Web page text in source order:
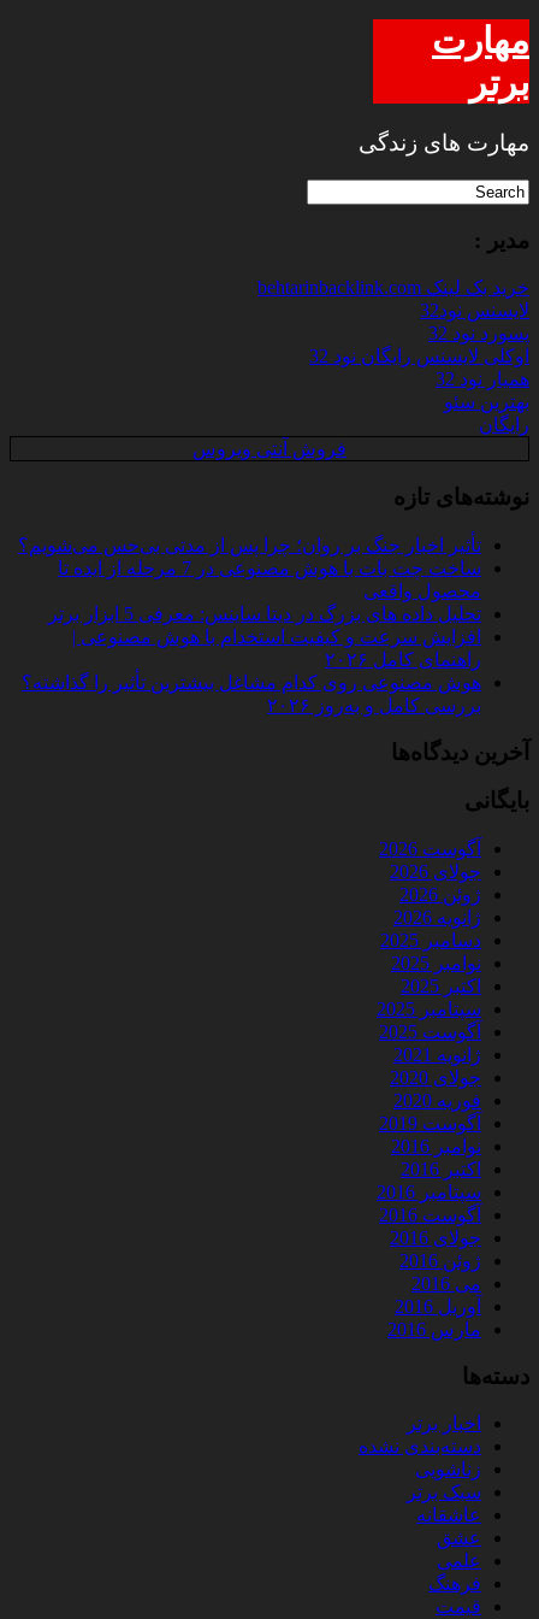
مهارت
برتر
مهارت های زندگی
مدیر :
خرید بک لینک behtarinbacklink.com
لایسنس نود32
پسورد نود 32
اوکلی لایسنس رایگان نود 32
همیار نود 32
بهترین سئو
رایگان
فروش آنتی ویروس
نوشته‌های تازه
تأثیر اخبار جنگ بر روان؛ چرا پس از مدتی بی‌حس می‌شویم؟
ساخت چت‌ بات با هوش مصنوعی در 7 مرحله از ایده تا
محصول واقعی
تحلیل داده‌ های بزرگ در دیتا ساینس: معرفی 5 ابزار برتر
افزایش سرعت و کیفیت استخدام با هوش مصنوعی |
راهنمای کامل ۲۰۲۶
هوش مصنوعی روی کدام مشاغل بیشترین تأثیر را گذاشته؟
بررسی کامل و به‌روز ۲۰۲۶
آخرین دیدگاه‌ها
بایگانی
آگوست 2026
جولای 2026
ژوئن 2026
ژانویه 2026
دسامبر 2025
نوامبر 2025
اکتبر 2025
سپتامبر 2025
آگوست 2025
ژانویه 2021
جولای 2020
فوریه 2020
آگوست 2019
نوامبر 2016
اکتبر 2016
سپتامبر 2016
آگوست 2016
جولای 2016
ژوئن 2016
می 2016
آوریل 2016
مارس 2016
دسته‌ها
اخبار برتر
دسته‌بندی نشده
زناشویی
سبک برتر
عاشقانه
عشق
علمی
فرهنگ
قیمت